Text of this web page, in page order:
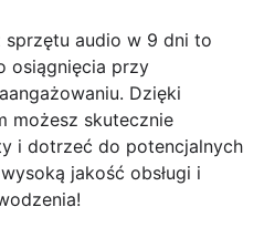
sprzętu audio w 9 dni to
osiągnięcia przy
Dzięki
możesz skutecznie
i dotrzeć do potencjalnych
jakość obsługi i